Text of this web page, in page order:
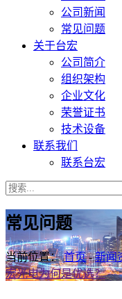
公司新闻
常见问题
关于台宏
公司简介
组织架构
企业文化
荣誉证书
技术设备
联系我们
联系台宏
常见问题
当前位置：首页-新闻
宏光电为何是优选？